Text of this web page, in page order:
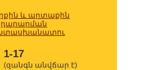
և արտաքին
1-17
(զանգն անվճար է)